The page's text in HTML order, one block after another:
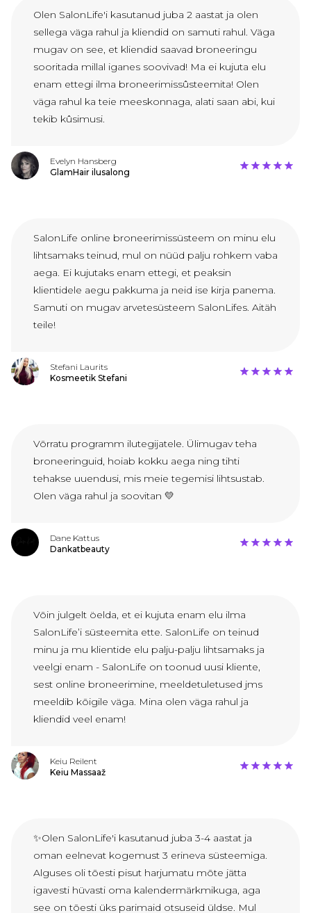
Olen SalonLife'i kasutanud juba 2 aastat ja olen
sellega väga rahul ja kliendid on samuti rahul. Väga
mugav on see, et kliendid saavad broneeringu
sooritada millal iganes soovivad! Ma ei kujuta elu
enam ettegi ilma broneerimissûsteemita! Olen
väga rahul ka teie meeskonnaga, alati saan abi, kui
tekib kûsimusi.
Evelyn Hansberg
GlamHair ilusalong
SalonLife online broneerimissüsteem on minu elu
lihtsamaks teinud, mul on nüüd palju rohkem vaba
aega. Ei kujutaks enam ettegi, et peaksin
klientidele aegu pakkuma ja neid ise kirja panema.
Samuti on mugav arvetesüsteem SalonLifes. Aitäh
teile!
Stefani Laurits
Kosmeetik Stefani
Võrratu programm ilutegijatele. Ülimugav teha
broneeringuid, hoiab kokku aega ning tihti
tehakse uuendusi, mis meie tegemisi lihtsustab.
Olen väga rahul ja soovitan 💛
Dane Kattus
Dankatbeauty
Võin julgelt öelda, et ei kujuta enam elu ilma
SalonLife’i süsteemita ette. SalonLife on teinud
minu ja mu klientide elu palju-palju lihtsamaks ja
veelgi enam - SalonLife on toonud uusi kliente,
sest online broneerimine, meeldetuletused jms
meeldib kõigile väga. Mina olen väga rahul ja
kliendid veel enam!
Keiu Reilent
Keiu Massaaž
✨Olen SalonLife'i kasutanud juba 3-4 aastat ja
oman eelnevat kogemust 3 erineva süsteemiga.
Alguses oli tõesti pisut harjumatu mõte jätta
igavesti hüvasti oma kalendermärkmikuga, aga
see on tõesti üks parimaid otsuseid üldse. Mul